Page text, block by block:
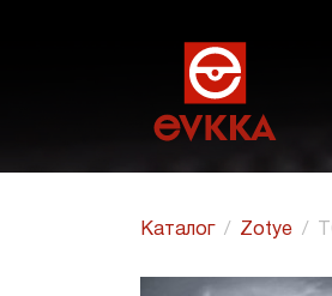
Каталог Zotye